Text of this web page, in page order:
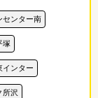
センター南
塚
インター
所沢